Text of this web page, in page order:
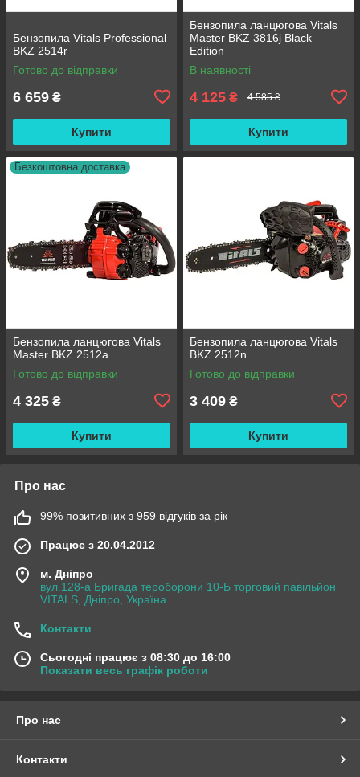
Бензопила Vitals Professional
BKZ 2514r
Готово до відправки
6 659 ₴
Купити
Бензопила ланцюгова Vitals
Master BKZ 3816j Black
Edition
В наявності
4 125 ₴ 4 585 ₴
Купити
Безкоштовна доставка
Бензопила ланцюгова Vitals
Master BKZ 2512a
Готово до відправки
4 325 ₴
Купити
Бензопила ланцюгова Vitals
BKZ 2512n
Готово до відправки
3 409 ₴
Купити
Про нас
99% позитивних з 959 відгуків за рік
Працює з 20.04.2012
м. Дніпро
вул.128-а Бригада тероборони 10-Б торговий павільйон
VITALS, Дніпро, Україна
Контакти
Сьогодні працює з 08:30 до 16:00
Показати весь графік роботи
Про нас
Контакти